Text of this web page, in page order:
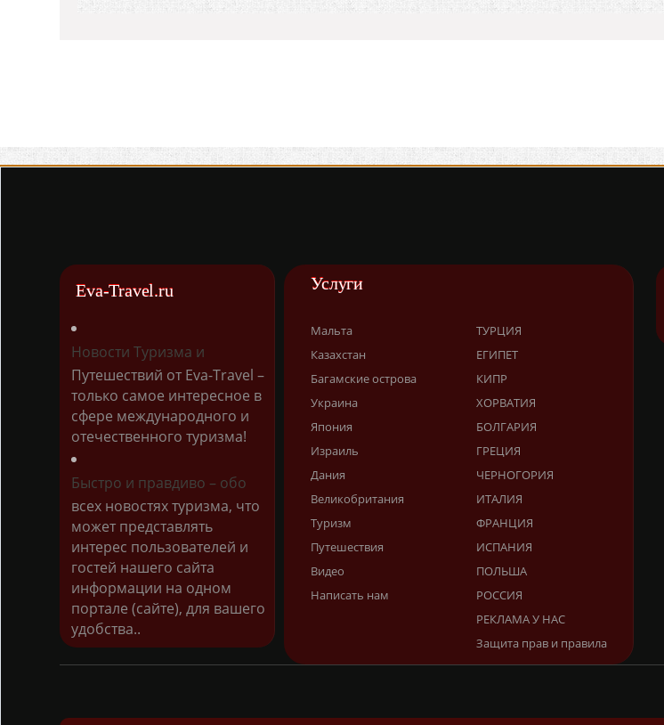
Eva-Travel.ru
Новости Туризма и
Путешествий от Eva-Travel –
только самое интересное в
сфере международного и
отечественного туризма!
Быстро и правдиво – обо
всех новостях туризма, что
может представлять
интерес пользователей и
гостей нашего сайта
информации на одном
портале (сайте), для вашего
удобства..
Услуги
Мальта
Казахстан
Багамские острова
Украина
Япония
Израиль
Дания
Великобритания
Туризм
Путешествия
Видео
Написать нам
ТУРЦИЯ
ЕГИПЕТ
КИПР
ХОРВАТИЯ
БОЛГАРИЯ
ГРЕЦИЯ
ЧЕРНОГОРИЯ
ИТАЛИЯ
ФРАНЦИЯ
ИСПАНИЯ
ПОЛЬША
РОССИЯ
РЕКЛАМА У НАС
Защита прав и правила